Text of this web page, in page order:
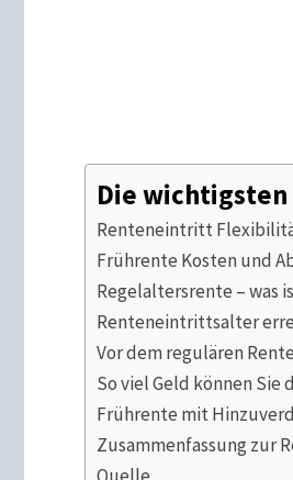
Die
Renteneintritt
Frührente Kosten und
Regelaltersrente – was
Renteneintrittsalter
Vor dem regulären
So viel Geld können
Frührente mit
Zusammenfassung zur